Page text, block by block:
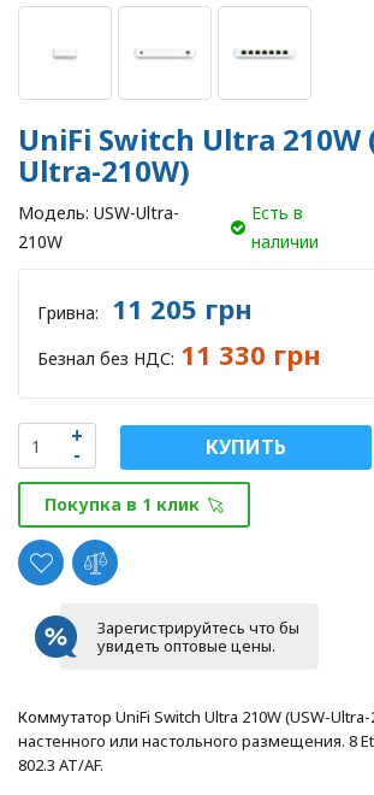
UniFi Switch Ultra 210W
Ultra-210W)
Модель: USW-Ultra-
210W
Есть в
наличии
Гривна: 11 205 грн
Безнал без НДС: 11 330 грн
КУПИТЬ
Покупка в 1 клик
Зарегистрируйтесь что бы
увидеть оптовые цены.
Коммутатор UniFi Switch Ultra 210W (USW-
настенного или настольного размещения. 8
802.3 AT/AF.